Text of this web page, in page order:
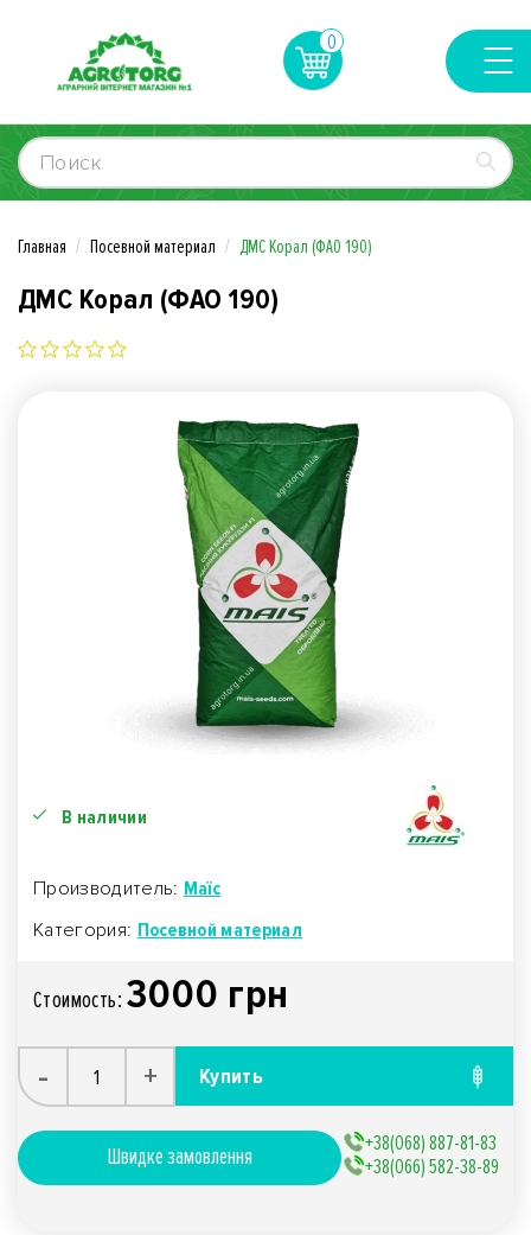
0
Главная Посевной материал ДMC Корал (ФАО 190)
ДMC Корал (ФАО 190)
В наличии
Производитель: Маїс
Категория: Посевной материал
Стоимость: 3000 грн
- + Купить
Швидке замовлення
+38(068) 887-81-83
+38(066) 582-38-89